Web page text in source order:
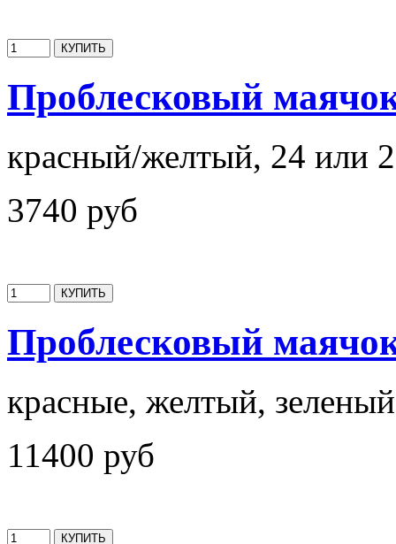
Проблесковый
красный/желтый, 24 или
3740 руб
Проблесковый
красные, желтый,
11400 руб